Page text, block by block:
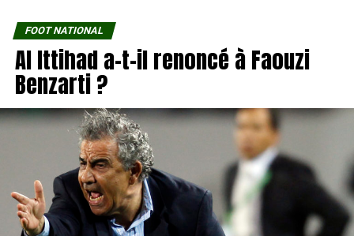
FOOT NATIONAL
Al Ittihad a-t-il renoncé à Faouzi
Benzarti ?